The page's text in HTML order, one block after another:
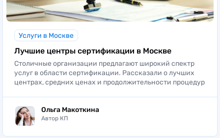
Услуги в Москве
Лучшие центры сертификации в Москве
Столичные организации предлагают широкий спектр
услуг в области сертификации. Рассказали о лучших
центрах, средних ценах и продолжительности процедур
Ольга Макоткина
Автор КП